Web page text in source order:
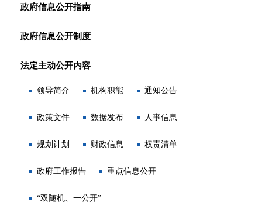
政府信息公开指南
政府信息公开制度
法定主动公开内容
领导简介 机构职能 通知公告
政策文件 数据发布 人事信息
规划计划 财政信息 权责清单
政府工作报告 重点信息公开
“双随机、一公开”